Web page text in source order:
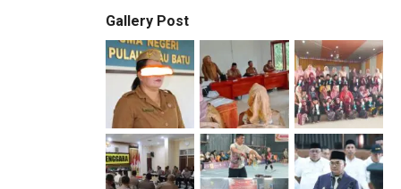
Gallery Post